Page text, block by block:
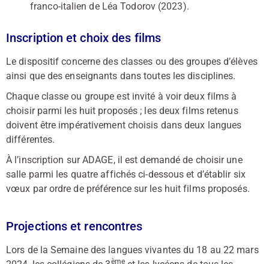
franco-italien de Léa Todorov (2023).
Inscription et choix des films
Le dispositif concerne des classes ou des groupes d’élèves
ainsi que des enseignants dans toutes les disciplines.
Chaque classe ou groupe est invité à voir deux films à
choisir parmi les huit proposés ; les deux films retenus
doivent être impérativement choisis dans deux langues
différentes.
À l’inscription sur ADAGE, il est demandé de choisir une
salle parmi les quatre affichés ci-dessous et d’établir six
vœux par ordre de préférence sur les huit films proposés.
Projections et rencontres
Lors de la Semaine des langues vivantes du 18 au 22 mars
ème